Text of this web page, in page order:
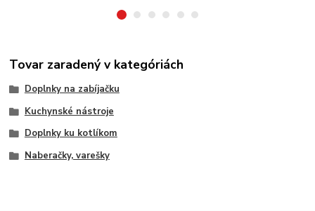
Tovar zaradený v kategóriách
Doplnky na zabíjačku
Kuchynské nástroje
Doplnky ku kotlíkom
Naberačky, varešky